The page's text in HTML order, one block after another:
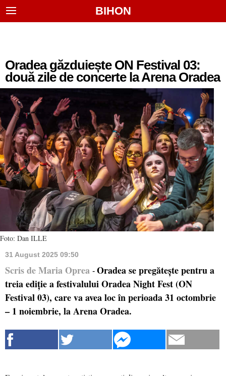
BIHON
Oradea găzduiește ON Festival 03:
două zile de concerte la Arena Oradea
Foto: Dan ILLE
31 August 2025 09:50
Scris de Maria Oprea - Oradea se pregătește pentru a
treia ediție a festivalului Oradea Night Fest (ON
Festival 03), care va avea loc în perioada 31 octombrie
– 1 noiembrie, la Arena Oradea.